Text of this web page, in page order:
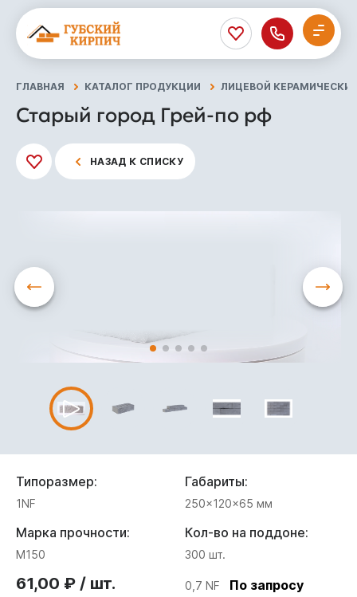
ГЛАВНАЯ КАТАЛОГ ПРОДУКЦИИ ЛИЦЕВОЙ
Старый город Грей-по рф
НАЗАД К СПИСКУ
Типоразмер:
1NF
Габариты:
250×120×65 мм
Марка прочности:
M150
Кол-во на поддоне:
300 шт.
61,00 ₽ / шт. 0,7 NF По запросу